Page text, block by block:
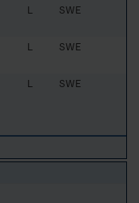
L SWE
L SWE
L SWE